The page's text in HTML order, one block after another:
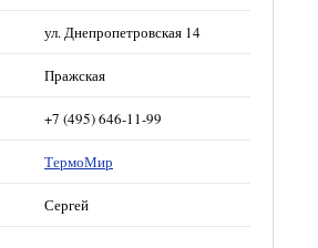
ул. Днепропетровская 14
Пражская
+7 (495) 646-11-99
ТермоМир
Сергей